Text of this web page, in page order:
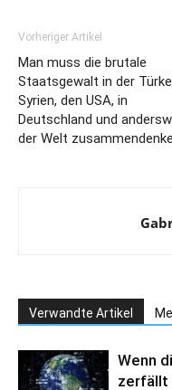
Vorheriger Artikel
Man muss die brutale
Staatsgewalt in der
Syrien, den USA, in
Deutschland und
der Welt
Verwandte Artikel
Wenn
zerfällt